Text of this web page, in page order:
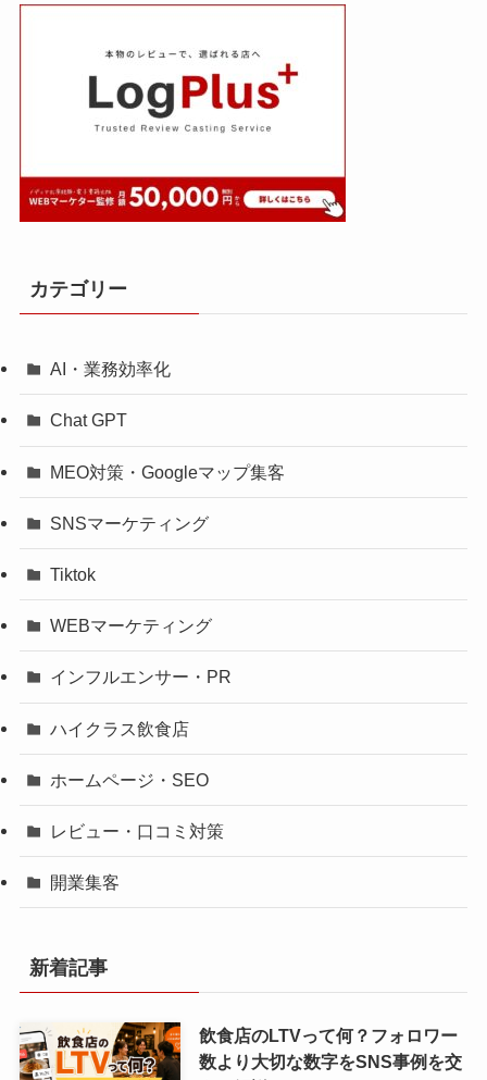
カテゴリー
AI・業務効率化
Chat GPT
MEO対策・Googleマップ集客
SNSマーケティング
Tiktok
WEBマーケティング
インフルエンサー・PR
ハイクラス飲食店
ホームページ・SEO
レビュー・口コミ対策
開業集客
新着記事
飲食店のLTVって何？フォロワー
数より大切な数字をSNS事例を交